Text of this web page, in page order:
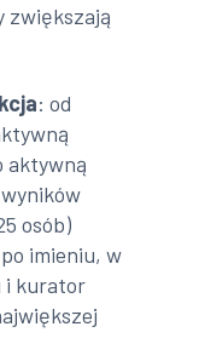
zwiększają
: od
aktywną
osób)
imieniu, w
i kurator